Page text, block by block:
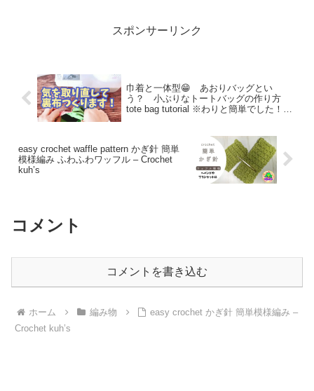
スポンサーリンク
巾着と一体型😁 あおりバッグとい
う？ 小ぶりなトートバッグの作り方
tote bag tutorial ※わりと簡単でした！
easy crochet waffle pattern かぎ針 簡単
模様編み ふわふわワッフル – Crochet
kuh’s
コメント
コメントを書き込む
ホーム 編み物
easy crochet かぎ針 簡単模様編み –
Crochet kuh’s